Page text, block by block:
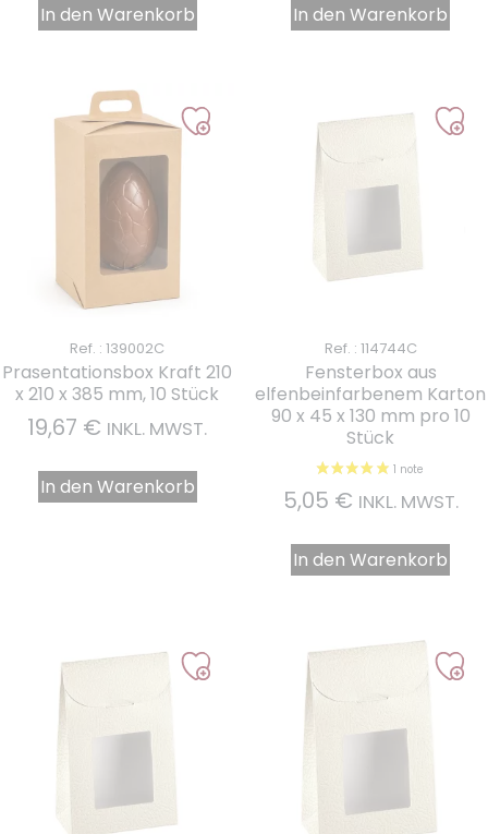
In den Warenkorb In den Warenkorb
Ref. : 139002C
Prasentationsbox Kraft 210
x 210 x 385 mm, 10 Stück
19,67 € INKL. MWST.
In den Warenkorb
Ref. : 114744C
Fensterbox aus
elfenbeinfarbenem Karton
90 x 45 x 130 mm pro 10
Stück
5,05 € INKL. MWST.
In den Warenkorb